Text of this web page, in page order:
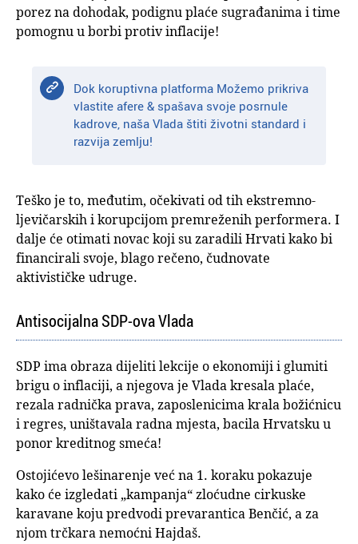
porez na dohodak, podignu plaće sugrađanima i time
pomognu u borbi protiv inflacije!
Dok koruptivna platforma Možemo prikriva
vlastite afere & spašava svoje posrnule
kadrove, naša Vlada štiti životni standard i
razvija zemlju!
Teško je to, međutim, očekivati od tih ekstremno-
ljevičarskih i korupcijom premreženih performera. I
dalje će otimati novac koji su zaradili Hrvati kako bi
financirali svoje, blago rečeno, čudnovate
aktivističke udruge.
Antisocijalna SDP-ova Vlada
SDP ima obraza dijeliti lekcije o ekonomiji i glumiti
brigu o inflaciji, a njegova je Vlada kresala plaće,
rezala radnička prava, zaposlenicima krala božićnicu
i regres, uništavala radna mjesta, bacila Hrvatsku u
ponor kreditnog smeća!
Ostojićevo lešinarenje već na 1. koraku pokazuje
kako će izgledati „kampanja“ zloćudne cirkuske
karavane koju predvodi prevarantica Benčić, a za
njom trčkara nemoćni Hajdaš.